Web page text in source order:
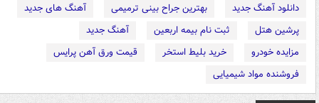
دانلود آهنگ جدید
بهترین جراح بینی ترمیمی
آهنگ های جدید
پرشین هتل
ثبت نام بیمه اربعین
آهنگ جدید
مزایده خودرو
خرید بلیط استخر
قیمت ورق آهن پرایس
فروشنده مواد شیمیایی